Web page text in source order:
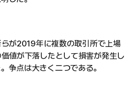
が2019年に複数の取引所で上場
値が下落したとして損害が発生し
争点は大きく二つである。